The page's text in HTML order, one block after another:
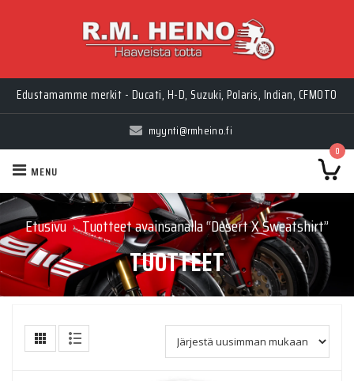
Edustamamme merkit - Ducati, H-D, Suzuki, Polaris, Indian, CFMOTO
myynti@rmheino.fi
0
MENU
Etusivu › Tuotteet avainsanalla “Desert X Sweatshirt”
TUOTTEET